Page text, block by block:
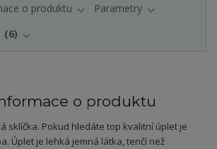
o produktu
Parametry
6
o produktu
sklíčka. Pokud hledáte top kvalitní úplet je
Úplet je lehká jemná látka, tenčí než